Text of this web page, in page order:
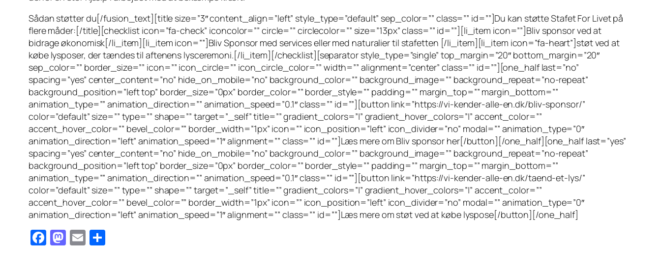
Sådan støtter du[/fusion_text][title size=”3″ content_align=”left” style_type=”default” sep_color=”” class=”” id=””]Du kan støtte Stafet For Livet på
flere måder:[/title][checklist icon=”fa-check” iconcolor=”” circle=”” circlecolor=”” size=”13px” class=”” id=””][li_item icon=””]Bliv sponsor ved at
bidrage økonomisk[/li_item][li_item icon=””]Bliv Sponsor med services eller med naturalier til stafetten [/li_item][li_item icon=”fa-heart”]støt ved at
købe lysposer, der tændes til aftenens lysceremoni.[/li_item][/checklist][separator style_type=”single” top_margin=”20″ bottom_margin=”20″
sep_color=”” border_size=”” icon=”” icon_circle=”” icon_circle_color=”” width=”” alignment=”center” class=”” id=””][one_half last=”no”
spacing=”yes” center_content=”no” hide_on_mobile=”no” background_color=”” background_image=”” background_repeat=”no-repeat”
background_position=”left top” border_size=”0px” border_color=”” border_style=”” padding=”” margin_top=”” margin_bottom=””
animation_type=”” animation_direction=”” animation_speed=”0.1″ class=”” id=””][button link=”https://vi-kender-alle-en.dk/bliv-sponsor/”
color=”default” size=”” type=”” shape=”” target=”_self” title=”” gradient_colors=”|” gradient_hover_colors=”|” accent_color=””
accent_hover_color=”” bevel_color=”” border_width=”1px” icon=”” icon_position=”left” icon_divider=”no” modal=”” animation_type=”0″
animation_direction=”left” animation_speed=”1″ alignment=”” class=”” id=””]Læs mere om Bliv sponsor her[/button][/one_half][one_half last=”yes”
spacing=”yes” center_content=”no” hide_on_mobile=”no” background_color=”” background_image=”” background_repeat=”no-repeat”
background_position=”left top” border_size=”0px” border_color=”” border_style=”” padding=”” margin_top=”” margin_bottom=””
animation_type=”” animation_direction=”” animation_speed=”0.1″ class=”” id=””][button link=”https://vi-kender-alle-en.dk/taend-et-lys/”
color=”default” size=”” type=”” shape=”” target=”_self” title=”” gradient_colors=”|” gradient_hover_colors=”|” accent_color=””
accent_hover_color=”” bevel_color=”” border_width=”1px” icon=”” icon_position=”left” icon_divider=”no” modal=”” animation_type=”0″
animation_direction=”left” animation_speed=”1″ alignment=”” class=”” id=””]Læs mere om støt ved at købe lyspose[/button][/one_half]
Facebook
Mastodon
Email